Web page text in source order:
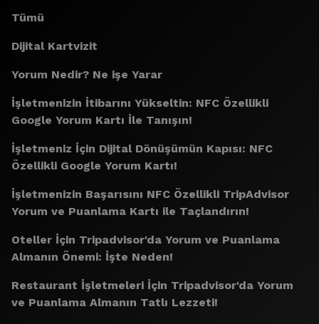
Tümü
Dijital Kartvizit
Yorum Nedir? Ne işe Yarar
İşletmenizin İtibarını Yükseltin: NFC Özellikli
Google Yorum Kartı İle Tanışın!
İşletmeniz İçin Dijital Dönüşümün Kapısı: NFC
Özellikli Google Yorum Kartı!
İşletmenizin Başarısını NFC Özellikli TripAdvisor
Yorum ve Puanlama Kartı ile Taçlandırın!
Oteller İçin Tripadvisor'da Yorum ve Puanlama
Almanın Önemi: İşte Neden!
Restaurant İşletmeleri İçin Tripadvisor'da Yorum
ve Puanlama Almanın Tatlı Lezzeti!